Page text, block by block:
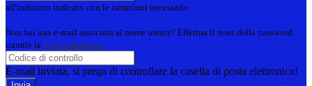
all'indirizzo indicato con le istruzioni necessarie.
Non hai una e-mail associata al nome utente? Effettua il reset della password
tramite la Login Spaggiari
E-mail inviata, si prega di controllare la casella di posta elettronica!